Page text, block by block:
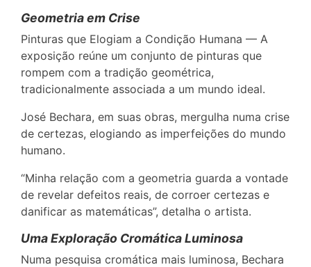
Geometria em Crise
Pinturas que Elogiam a Condição Humana — A
exposição reúne um conjunto de pinturas que
rompem com a tradição geométrica,
tradicionalmente associada a um mundo ideal.
José Bechara, em suas obras, mergulha numa crise
de certezas, elogiando as imperfeições do mundo
humano.
“Minha relação com a geometria guarda a vontade
de revelar defeitos reais, de corroer certezas e
danificar as matemáticas”, detalha o artista.
Uma Exploração Cromática Luminosa
Numa pesquisa cromática mais luminosa, Bechara